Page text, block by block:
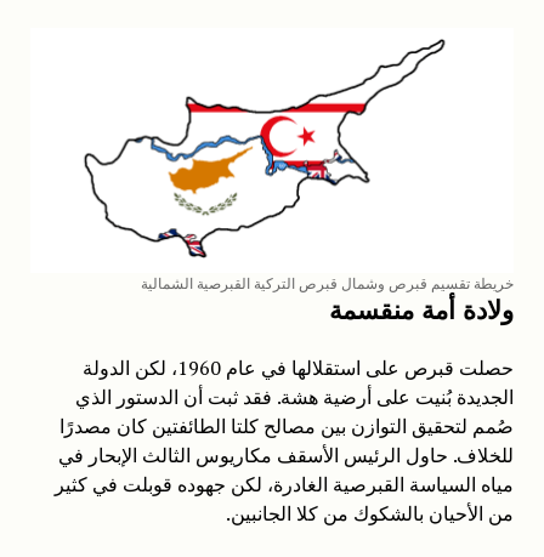
خريطة تقسيم قبرص وشمال قبرص التركية القبرصية الشمالية
ولادة أمة منقسمة
حصلت قبرص على استقلالها في عام 1960، لكن الدولة
الجديدة بُنيت على أرضية هشة. فقد ثبت أن الدستور الذي
صُمم لتحقيق التوازن بين مصالح كلتا الطائفتين كان مصدرًا
للخلاف. حاول الرئيس الأسقف مكاريوس الثالث الإبحار في
مياه السياسة القبرصية الغادرة، لكن جهوده قوبلت في كثير
من الأحيان بالشكوك من كلا الجانبين.